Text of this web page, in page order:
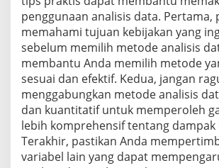
penggunaan analisis data. Pertama,
memahami tujuan kebijakan yang
sebelum memilih metode analisis
membantu Anda memilih metode
sesuai dan efektif. Kedua, jangan
menggabungkan metode analisis
dan kuantitatif untuk memperoleh
lebih komprehensif tentang dampak
Terakhir, pastikan Anda
variabel lain yang dapat